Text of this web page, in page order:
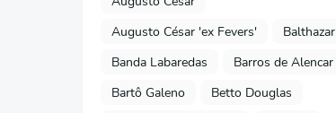
Augusto César 'ex Fevers'
Balthazar
Banda Labaredas
Barros de Alencar
Bartô Galeno
Betto Douglas